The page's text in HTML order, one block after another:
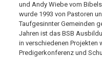
und Andy Wiebe vom
wurde 1993 von Pastoren
Taufgesinnter Gemeinden
Jahren ist das BSB
in verschiedenen Projekten
Predigerkonferenz und